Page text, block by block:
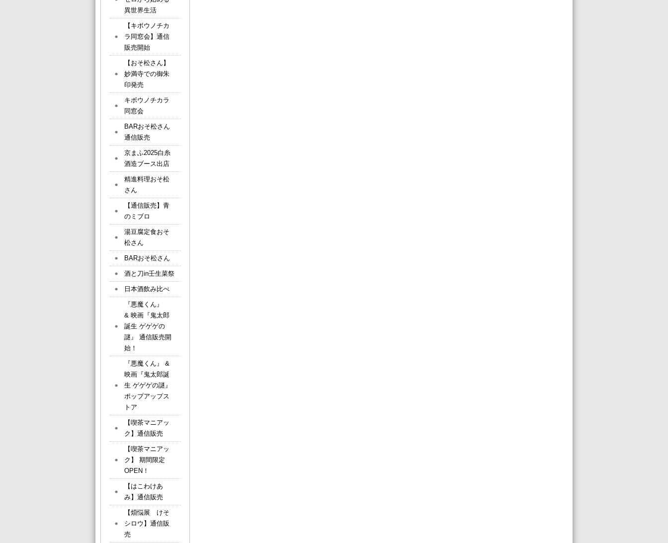
異世界生活
【キボウノチカ
ラ同窓会】通信
販売開始
【おそ松さん】
妙満寺での御朱
印発売
キボウノチカラ
同窓会
BARおそ松さん
通信販売
京まふ2025白糸
酒造ブース出店
精進料理おそ松
さん
【通信販売】青
のミブロ
湯豆腐定食おそ
松さん
BARおそ松さん
酒と刀in壬生菜祭
日本酒飲み比べ
『悪魔くん』
& 映画『鬼太郎
誕生 ゲゲゲの
謎』 通信販売開
始！
『悪魔くん』 &
映画『鬼太郎誕
生 ゲゲゲの謎』
ポップアップス
トア
【喫茶マニアッ
ク】通信販売
【喫茶マニアッ
ク】 期間限定
OPEN！
【はこわけあ
み】通信販売
【煩悩展 けそ
シロウ】通信販
売